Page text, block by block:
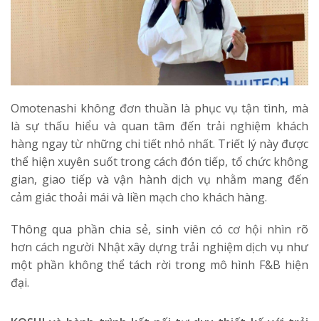
Omotenashi không đơn thuần là phục vụ tận tình, mà
là sự thấu hiểu và quan tâm đến trải nghiệm khách
hàng ngay từ những chi tiết nhỏ nhất. Triết lý này được
thể hiện xuyên suốt trong cách đón tiếp, tổ chức không
gian, giao tiếp và vận hành dịch vụ nhằm mang đến
cảm giác thoải mái và liền mạch cho khách hàng.
Thông qua phần chia sẻ, sinh viên có cơ hội nhìn rõ
hơn cách người Nhật xây dựng trải nghiệm dịch vụ như
một phần không thể tách rời trong mô hình F&B hiện
đại.